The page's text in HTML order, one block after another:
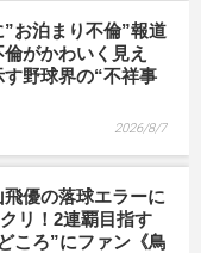
お泊まり不倫”報道
がかわいく見え
野球界の“不祥事
2026/8/7
優の落球エラーに
リ！2連覇目指す
ころ”にファン《鳥